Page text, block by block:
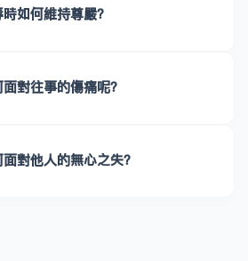
如何維持尊嚴？
對往事的傷痛呢？
對他人的無心之失？